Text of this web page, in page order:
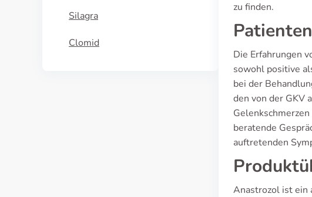
Silagra
Clomid
zu finden.
Die Erfahrungen
sowohl positive
bei der
den von der GKV
beratende
auftretenden
Anastrozol ist ein